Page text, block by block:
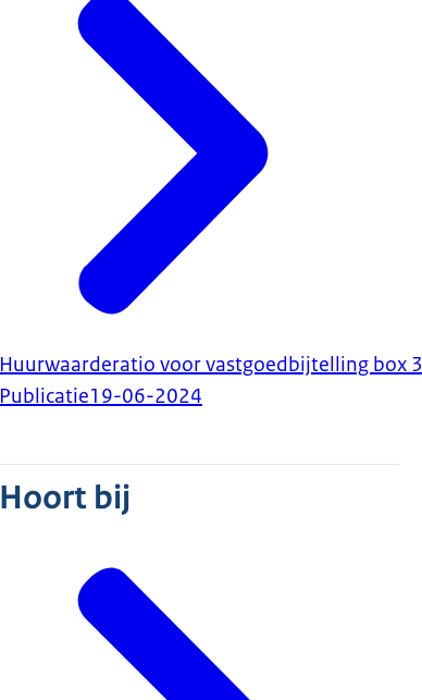
Huurwaarderatio voor vastgoedbijtelling box 3
Publicatie19-06-2024
Hoort bij